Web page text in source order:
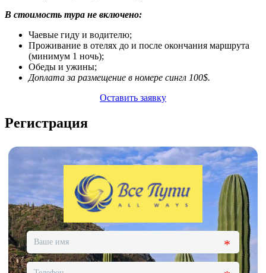
В стоимость тура не включено:
Чаевые гиду и водителю;
Проживание в отелях до и после окончания маршрута
(минимум 1 ночь);
Обеды и ужины;
Доплата за размещение в номере сингл 100$.
Оставить заявку
Регистрация